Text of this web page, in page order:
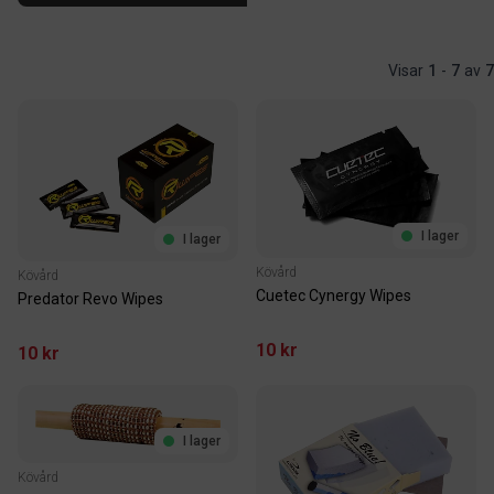
Visar 1 - 7 av 7
I lager
Kövård
Predator Revo Wipes
10 kr
I lager
Kövård
Cuetec Cynergy Wipes
10 kr
I lager
Kövård